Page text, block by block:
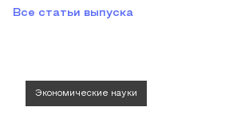
Все статьи выпуска
Экономические науки